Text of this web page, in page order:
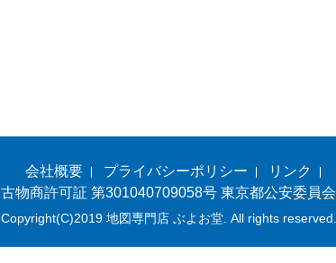
会社概要 プライバシーポリシー
リンク
古物商許可証 第301040709058号 東京都公安委員会
Copyright(C)2019 地図専門店 ぶよお堂. All rights reserved.